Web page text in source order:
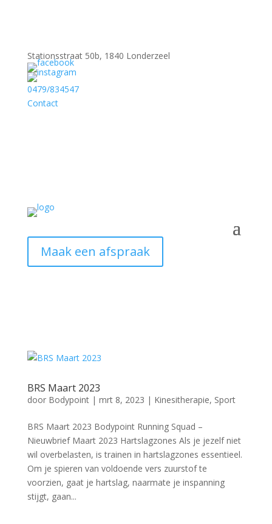
Stationsstraat 50b, 1840 Londerzeel
0479/834547
Contact
Maak een afspraak
BRS Maart 2023
door Bodypoint| mrt 8, 2023 | Kinesitherapie, Sport
BRS Maart 2023 Bodypoint Running Squad –
Nieuwbrief Maart 2023 Hartslagzones Als je jezelf niet
wil overbelasten, is trainen in hartslagzones essentieel.
Om je spieren van voldoende vers zuurstof te
voorzien, gaat je hartslag, naarmate je inspanning
stijgt, gaan...